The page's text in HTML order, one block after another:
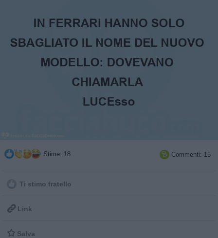
Stime: 18  Commenti: 15
Ti stimo fratello
 Link
 Salva